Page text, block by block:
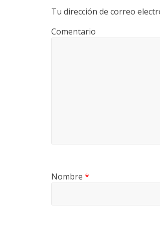
Tu dirección de correo
Comentario
Nombre *